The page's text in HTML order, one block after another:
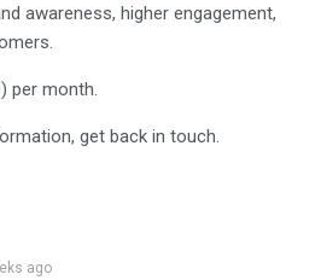
awareness, higher engagement,
per month.
get back in touch.
ago